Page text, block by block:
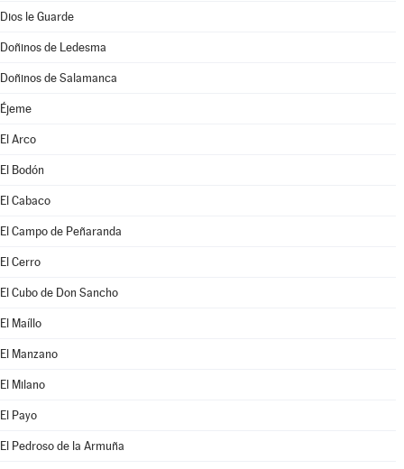
Dios le Guarde
Doñinos de Ledesma
Doñinos de Salamanca
Éjeme
El Arco
El Bodón
El Cabaco
El Campo de Peñaranda
El Cerro
El Cubo de Don Sancho
El Maíllo
El Manzano
El Milano
El Payo
El Pedroso de la Armuña